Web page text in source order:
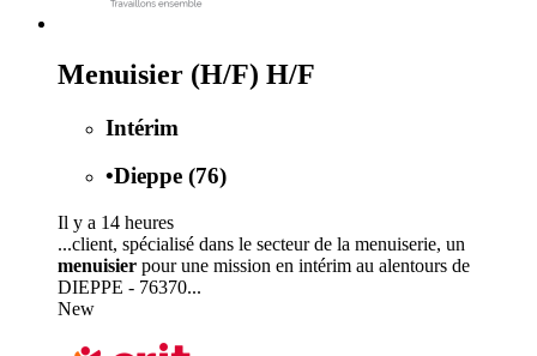
Menuisier (H/F) H/F
Intérim
•Dieppe (76)
Il y a 14 heures
...client, spécialisé dans le secteur de la menuiserie, un
menuisier pour une mission en intérim au alentours de
DIEPPE - 76370...
New